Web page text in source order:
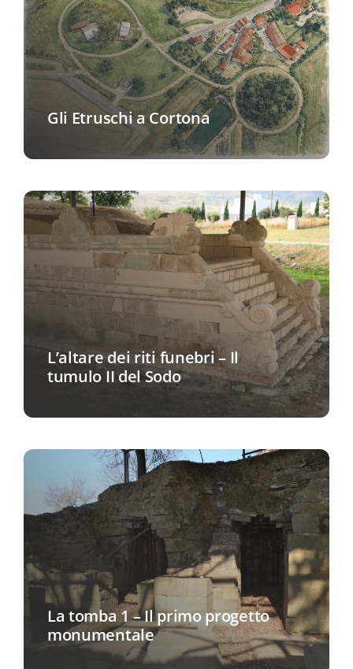
Gli Etruschi a Cortona
L’altare dei riti funebri – Il
tumulo II del Sodo
La tomba 1 – Il primo progetto
monumentale